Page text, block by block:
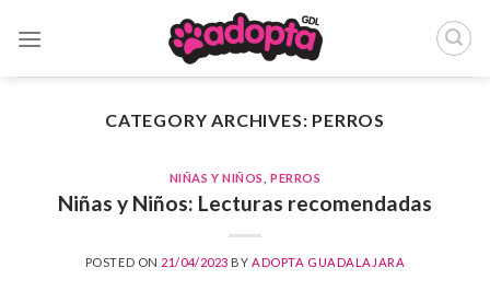
CATEGORY ARCHIVES: PERROS
NIÑAS Y NIÑOS ,PERROS
Niñas y Niños: Lecturas recomendadas
POSTED ON 21/04/2023 BY ADOPTA GUADALAJARA